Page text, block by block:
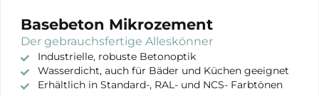
Basebeton Mikrozement
Der gebrauchsfertige Alleskönner
Industrielle, robuste Betonoptik
Wasserdicht, auch für Bäder und Küchen geeignet
Erhältlich in Standard-, RAL- und NCS- Farbtönen